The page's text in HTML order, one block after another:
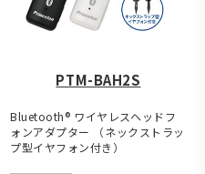
PTM-BAH2S
Bluetooth® ワイヤレスヘッドフ
ォンアダプター （ネックストラッ
プ型イヤフォン付き）